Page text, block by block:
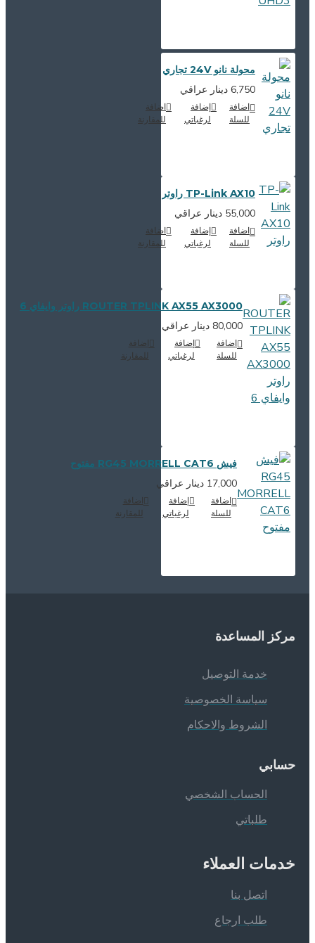
محولة نانو 24V تجاري
6,750 دينار عراقي
اضافة
للسلة
إضافة
لرغباتي
اضافة
للمقارنة
TP-Link AX10 راوتر
55,000 دينار عراقي
اضافة
للسلة
إضافة
لرغباتي
اضافة
للمقارنة
ROUTER TPLINK AX55 AX3000 راوتر وايفاي 6
80,000 دينار عراقي
اضافة
إضافة
لرغباتي
للمقارنة
فيش RG45 MORRELL CAT6 مفتوح
17,000 دينار عراقي
اضافة
إضافة
لرغباتي
للمقارنة
المساعدة
خدمة التوصيل
سياسة الخصوصية
الشروط والاحكام
الحساب الشخصي
طلباتي
العملاء
اتصل بنا
طلب ارجاع